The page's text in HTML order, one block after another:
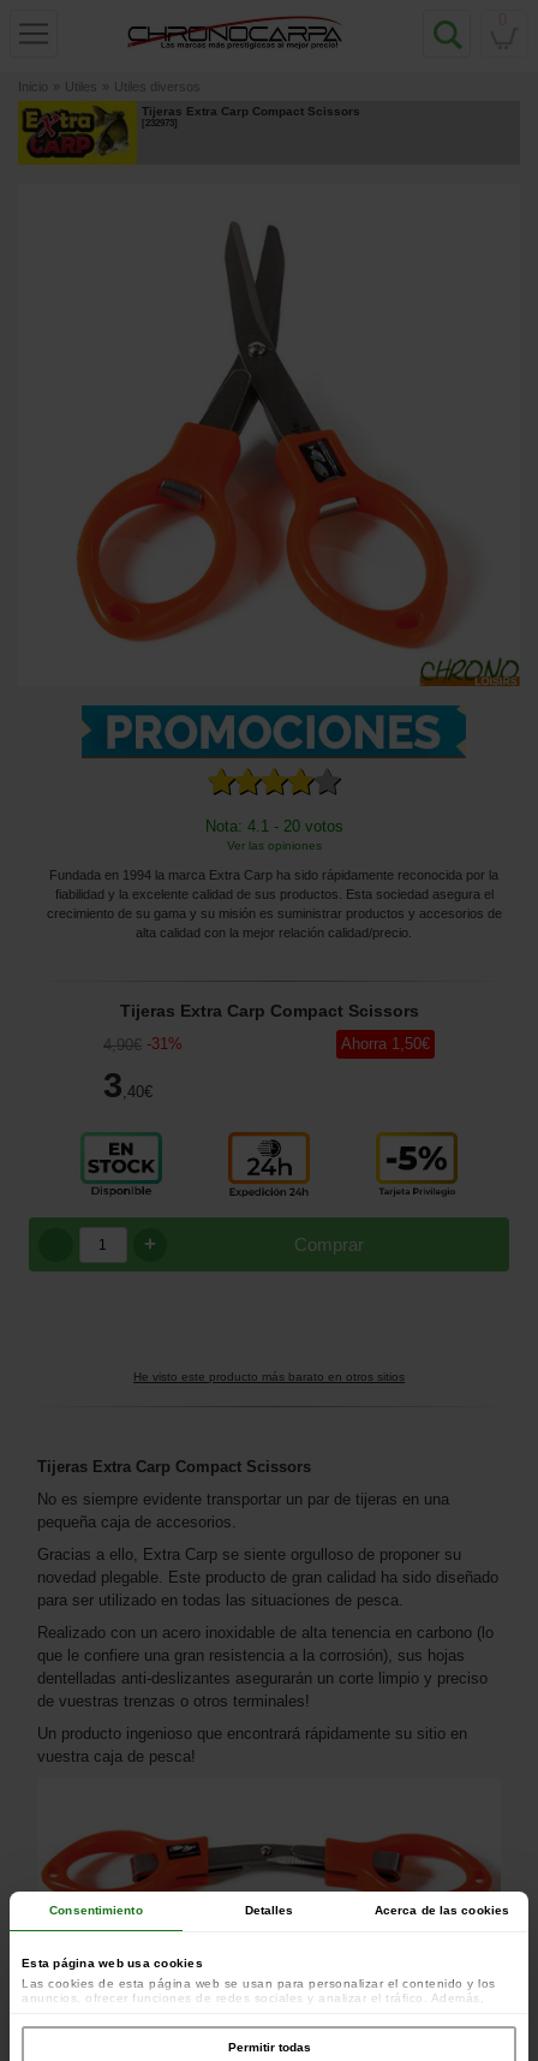
Consentimiento Detalles Acerca de las cookies
Esta página web usa cookies
Las cookies de esta página web se usan para personalizar el contenido y los
anuncios, ofrecer funciones de redes sociales y analizar el tráfico. Además,
colaboradores de redes sociales, publicidad y análisis web, quienes pueden
combinarla con otra información que les haya proporcionado o que hayan
recopilado a partir del uso que haya hecho de sus servicios.
Permitir todas
Inicio » Utiles » Utiles diversos
Tijeras Extra Carp Compact Scissors
[232973]
Nota: 4.1 - 20 votos
Ver las opiniones
Fundada en 1994 la marca Extra Carp ha sido rápidamente reconocida por la
fiabilidad y la excelente calidad de sus productos. Esta sociedad asegura el
crecimiento de su gama y su misión es suministrar productos y accesorios de
alta calidad con la mejor relación calidad/precio.
Tijeras Extra Carp Compact Scissors
4,90€ -31%
3 ,40€
Ahorra 1 ,50€
Comprar
+
He visto este producto más barato en otros sitios
Tijeras Extra Carp Compact Scissors
No es siempre evidente transportar un par de tijeras en una
pequeña caja de accesorios.
Gracias a ello, Extra Carp se siente orgulloso de proponer su
novedad plegable. Este producto de gran calidad ha sido diseñado
para ser utilizado en todas las situaciones de pesca.
Realizado con un acero inoxidable de alta tenencia en carbono (lo
que le confiere una gran resistencia a la corrosión), sus hojas
dentelladas anti-deslizantes asegurarán un corte limpio y preciso
de vuestras trenzas o otros terminales!
Un producto ingenioso que encontrará rápidamente su sitio en
vuestra caja de pesca!